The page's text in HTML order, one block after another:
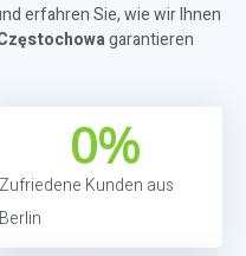
erfahren Sie, wie wir Ihnen
garantieren
Zufriedene Kunden aus
Berlin
0%